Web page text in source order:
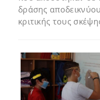
δράσης
κριτικής τους